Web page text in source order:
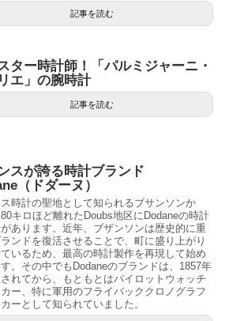
記事を読む
ター時計師！「パルミジャーニ・
エ」の腕時計
記事を読む
スが誇る時計ブランド
（ドダーヌ）
時計の聖地として知られるブサンソンか
キロほど離れたDoubs地区にDodaneの時計
あります。近年、ブザンソンは歴史的に重
ンドを復活させることで、町に盛り上がり
いるため、最高の時計製作を再現して始め
。その中でもDodaneのブランドは、1857年
れてから、もともとはパイロットウォッチ
ー、特に軍用のフライバッククロノグラフ
ーとして知られていました。